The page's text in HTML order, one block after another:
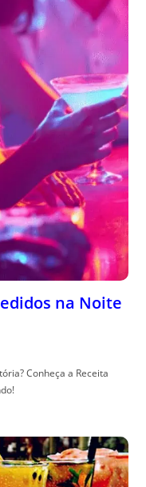
na Noite
Conheça a Receita